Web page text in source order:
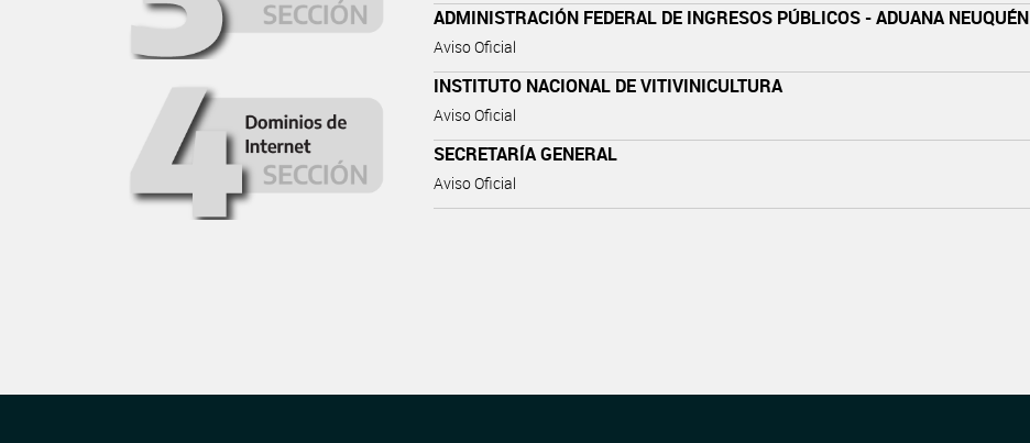
ADMINISTRACIÓN FEDERAL DE INGRESOS PÚBLICOS - ADUANA NEUQUÉN
Aviso Oficial
INSTITUTO NACIONAL DE VITIVINICULTURA
Aviso Oficial
SECRETARÍA GENERAL
Aviso Oficial